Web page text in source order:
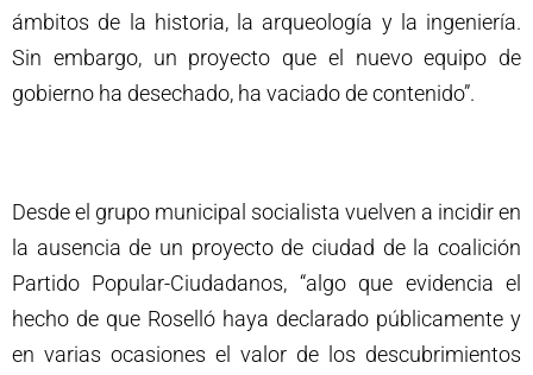
ámbitos de la historia, la arqueología y la ingeniería.
Sin embargo, un proyecto que el nuevo equipo de
gobierno ha desechado, ha vaciado de contenido”.
Desde el grupo municipal socialista vuelven a incidir en
la ausencia de un proyecto de ciudad de la coalición
Partido Popular-Ciudadanos, “algo que evidencia el
hecho de que Roselló haya declarado públicamente y
en varias ocasiones el valor de los descubrimientos